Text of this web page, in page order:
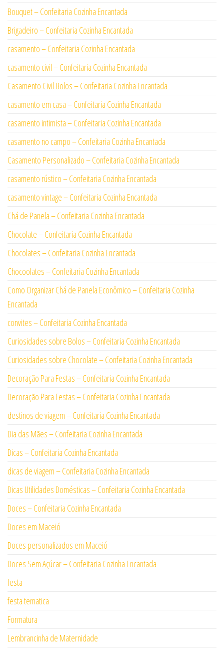
Bouquet – Confeitaria Cozinha Encantada
Brigadeiro – Confeitaria Cozinha Encantada
casamento – Confeitaria Cozinha Encantada
casamento civil – Confeitaria Cozinha Encantada
Casamento Civil Bolos – Confeitaria Cozinha Encantada
casamento em casa – Confeitaria Cozinha Encantada
casamento intimista – Confeitaria Cozinha Encantada
casamento no campo – Confeitaria Cozinha Encantada
Casamento Personalizado – Confeitaria Cozinha Encantada
casamento rústico – Confeitaria Cozinha Encantada
casamento vintage – Confeitaria Cozinha Encantada
Chá de Panela – Confeitaria Cozinha Encantada
Chocolate – Confeitaria Cozinha Encantada
Chocolates – Confeitaria Cozinha Encantada
Chocoolates – Confeitaria Cozinha Encantada
Como Organizar Chá de Panela Econômico – Confeitaria Cozinha
Encantada
convites – Confeitaria Cozinha Encantada
Curiosidades sobre Bolos – Confeitaria Cozinha Encantada
Curiosidades sobre Chocolate – Confeitaria Cozinha Encantada
Decoração Para Festas – Confeitaria Cozinha Encantada
Decoração Para Festas – Confeitaria Cozinha Encantada
destinos de viagem – Confeitaria Cozinha Encantada
Dia das Mães – Confeitaria Cozinha Encantada
Dicas – Confeitaria Cozinha Encantada
dicas de viagem – Confeitaria Cozinha Encantada
Dicas Utilidades Domésticas – Confeitaria Cozinha Encantada
Doces – Confeitaria Cozinha Encantada
Doces em Maceió
Doces personalizados em Maceió
Doces Sem Açúcar – Confeitaria Cozinha Encantada
festa
festa tematica
Formatura
Lembrancinha de Maternidade